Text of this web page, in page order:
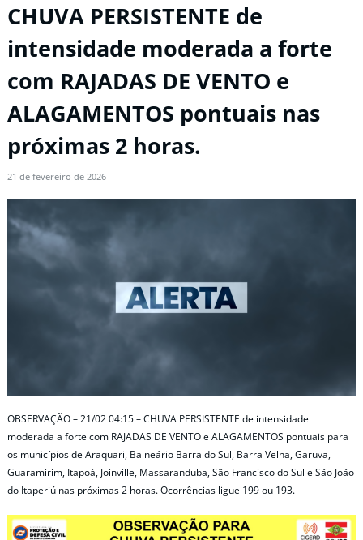
CHUVA PERSISTENTE de
intensidade moderada a forte
com RAJADAS DE VENTO e
ALAGAMENTOS pontuais nas
próximas 2 horas.
21 de fevereiro de 2026
OBSERVAÇÃO – 21/02 04:15 – CHUVA PERSISTENTE de intensidade
moderada a forte com RAJADAS DE VENTO e ALAGAMENTOS pontuais para
os municípios de Araquari, Balneário Barra do Sul, Barra Velha, Garuva,
Guaramirim, Itapoá, Joinville, Massaranduba, São Francisco do Sul e São João
do Itaperiú nas próximas 2 horas. Ocorrências ligue 199 ou 193.